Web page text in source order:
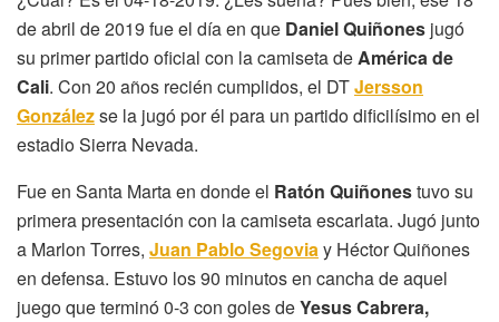
de abril de 2019 fue el día en que Daniel Quiñones jugó
su primer partido oficial con la camiseta deAmérica de
Cali. Con 20 años recién cumplidos, el DTJersson
Gonzálezse la jugó por él para un partido dificilísimo en el
estadio Sierra Nevada.
Fue en Santa Marta en donde el Ratón Quiñonestuvo su
primera presentación con la camiseta escarlata. Jugó junto
a Marlon Torres, Juan Pablo Segoviay Héctor Quiñones
en defensa. Estuvo los 90 minutos en cancha de aquel
juego que terminó 0-3 con goles deYesus Cabrera,